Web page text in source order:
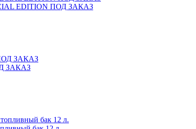
EDITION ПОД ЗАКАЗ
ЗАКАЗ